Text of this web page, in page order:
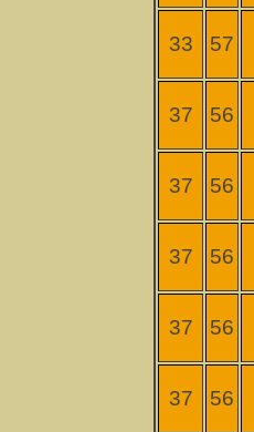
33 57
37 56
37 56
37 56
37 56
37 56